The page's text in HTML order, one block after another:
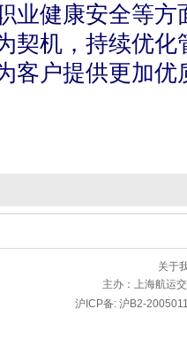
业健康安全等
契机，持续优化
客户提供更加优
关于
主办： 上海航运
沪ICP备: 沪B2-